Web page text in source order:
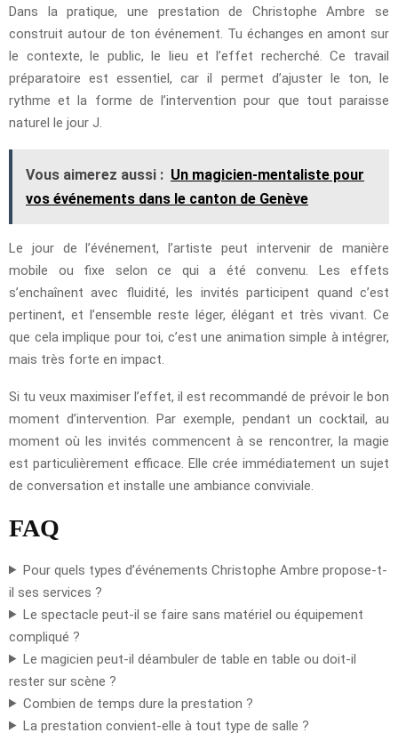
Dans la pratique, une prestation de Christophe Ambre se
construit autour de ton événement. Tu échanges en amont sur
le contexte, le public, le lieu et l’effet recherché. Ce travail
préparatoire est essentiel, car il permet d’ajuster le ton, le
rythme et la forme de l’intervention pour que tout paraisse
naturel le jour J.
Vous aimerez aussi : Un magicien-mentaliste pour
vos événements dans le canton de Genève
Le jour de l’événement, l’artiste peut intervenir de manière
mobile ou fixe selon ce qui a été convenu. Les effets
s’enchaînent avec fluidité, les invités participent quand c’est
pertinent, et l’ensemble reste léger, élégant et très vivant. Ce
que cela implique pour toi, c’est une animation simple à intégrer,
mais très forte en impact.
Si tu veux maximiser l’effet, il est recommandé de prévoir le bon
moment d’intervention. Par exemple, pendant un cocktail, au
moment où les invités commencent à se rencontrer, la magie
est particulièrement efficace. Elle crée immédiatement un sujet
de conversation et installe une ambiance conviviale.
FAQ
Pour quels types d’événements Christophe Ambre propose-t-
il ses services ?
Le spectacle peut-il se faire sans matériel ou équipement
compliqué ?
Le magicien peut-il déambuler de table en table ou doit-il
rester sur scène ?
Combien de temps dure la prestation ?
La prestation convient-elle à tout type de salle ?